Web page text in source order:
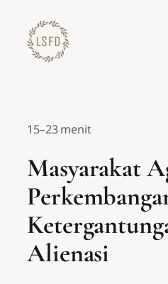
konten
15–23 menit
Masyarakat
Alienasi